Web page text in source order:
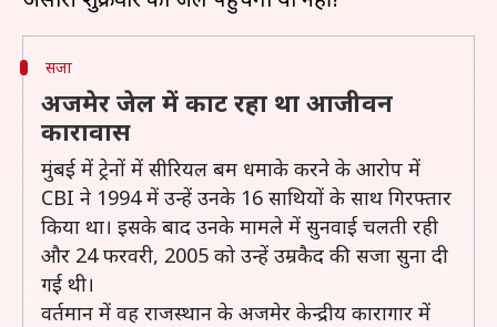
सजा
अजमेर जेल में काट रहा था आजीवन
कारावास
मुंबई में ट्रेनों में सीरियल बम धमाके करने के आरोप में
CBI ने 1994 में उन्हें उनके 16 साथियों के साथ गिरफ्तार
किया था। इसके बाद उनके मामले में सुनवाई चलती रही
और 24 फरवरी, 2005 को उन्हें उम्रकैद की सजा सुना दी
गई थी।
वर्तमान में वह राजस्थान के अजमेर केन्द्रीय कारागार में